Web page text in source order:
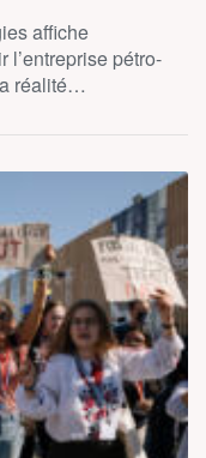
affiche
l’entreprise pétro-
réalité…